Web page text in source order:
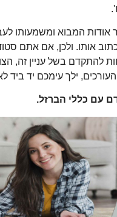
אודות המבוא ומשמעותו
אותו. ולכן, אם אתם
להתקדם בשל עניין זה,
ילך עימכם יד ביד
עם כללי הברזל.